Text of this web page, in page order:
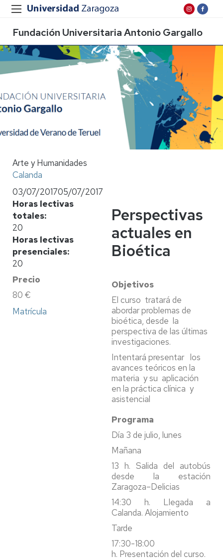
Fundación Universitaria Antonio Gargallo
Arte y Humanidades
Calanda
03/07/201705/07/2017
Horas lectivas
totales
20
Horas lectivas
presenciales
20
Precio
80 €
Matrícula
Perspectivas
actuales en
Bioética
Objetivos
El curso tratará de
abordar problemas de
bioética, desde la
perspectiva de las últimas
investigaciones.
Intentará presentar los
avances teóricos en la
materia y su aplicación
en la práctica clínica y
asistencial
Programa
Día 3 de julio, lunes
Mañana
13 h. Salida del autobús
desde la estación
Zaragoza–Delicias
14:30 h. Llegada a
Calanda. Alojamiento
Tarde
17:30-18:00
h. Presentación del curso.